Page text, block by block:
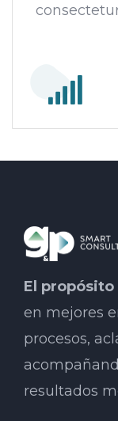
El propósito
en mejores
procesos,
resultados